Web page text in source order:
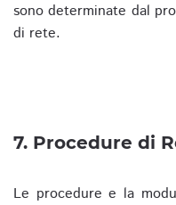
sono determinate dal
di rete.
7. Procedure di
Le procedure e la